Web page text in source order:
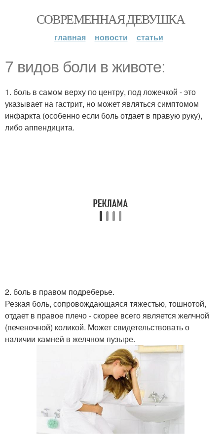
СОВРЕМЕННАЯ ДЕВУШКА
главная новости статьи
7 видов боли в животе:
1. боль в самом верху по центру, под ложечкой - это
указывает на гастрит, но может являться симптомом
инфаркта (особенно если боль отдает в правую руку),
либо аппендицита.
2. боль в правом подреберье.
Резкая боль, сопровождающаяся тяжестью, тошнотой,
отдает в правое плечо - скорее всего является желчной
(печеночной) коликой. Может свидетельствовать о
наличии камней в желчном пузыре.